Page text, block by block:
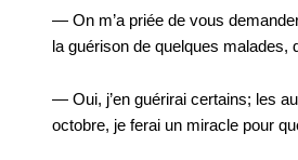
— On m’a priée de vous
la guérison de quelques malades,
— Oui, j’en guérirai certains; les
octobre, je ferai un miracle pour